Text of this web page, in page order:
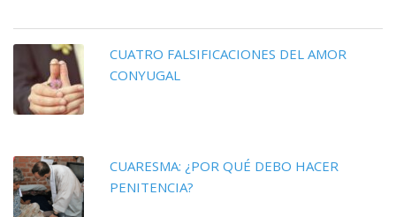
CUATRO FALSIFICACIONES DEL AMOR
CONYUGAL
CUARESMA: ¿POR QUÉ DEBO HACER
PENITENCIA?